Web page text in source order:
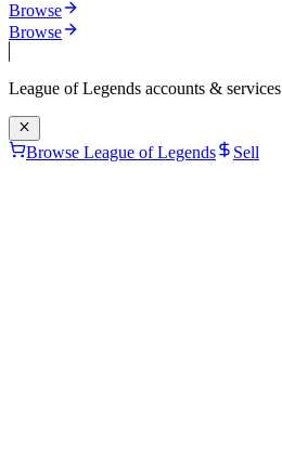
Browse
Browse
League of Legends accounts & services
Browse League of Legends Sell